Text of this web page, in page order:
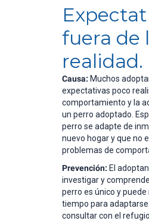
fuera de
realidad.
Causa: Muchos
expectativas poco
comportamiento y la
un perro adoptado.
perro se adapte de
nuevo hogar y que no
problemas de
Prevención: El
investigar y
perro es único y
tiempo para
consultar con el